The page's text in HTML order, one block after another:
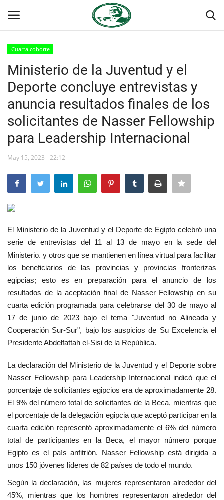
Inicio
Contacto
Foro Internacional Nasser
Nuestro Equipo
Movimiento Juvenil Nasser
Nasser Fellowship para Leadership
Internacional
Noticias
Nuestras Referencias
Líderes
Documentos
Oportunidades
vídeos
Los colaboradores
Cuarta cohorte
Ministerio de la Juventud y el
Deporte concluye entrevistas y
anuncia resultados finales de los
solicitantes de Nasser Fellowship
para Leadership Internacional
May 15, 2023 - 22:12
El Ministerio de la Juventud y el Deporte de Egipto celebró una
serie de entrevistas del 11 al 13 de mayo en la sede del
Ministerio. y otros que se mantienen en línea virtual para facilitar
los beneficiarios de las provincias y provincias fronterizas
egipcias; esto es en preparación para el anuncio de los
resultados de la aceptación final de Nasser Fellowship en su
cuarta edición programada para celebrarse del 30 de mayo al
17 de junio de 2023 bajo el tema "Juventud no Alineada y
Cooperación Sur-Sur", bajo los auspicios de Su Excelencia el
Presidente Abdelfattah el-Sisi de la República.
La declaración del Ministerio de la Juventud y el Deporte sobre
Nasser Fellowship para Leadership Internacional indicó que el
porcentaje de solicitantes egipcios era de aproximadamente 28.
El 9% del número total de solicitantes de la Beca, mientras que
el porcentaje de la delegación egipcia que aceptó participar en la
cuarta edición representó aproximadamente el 6% del número
total de participantes en la Beca, el mayor número porque
Egipto es el país anfitrión. Nasser Fellowship está dirigida a
unos 150 jóvenes líderes de 82 países de todo el mundo.
Según la declaración, las mujeres representaron alrededor del
45%, mientras que los hombres representaron alrededor del